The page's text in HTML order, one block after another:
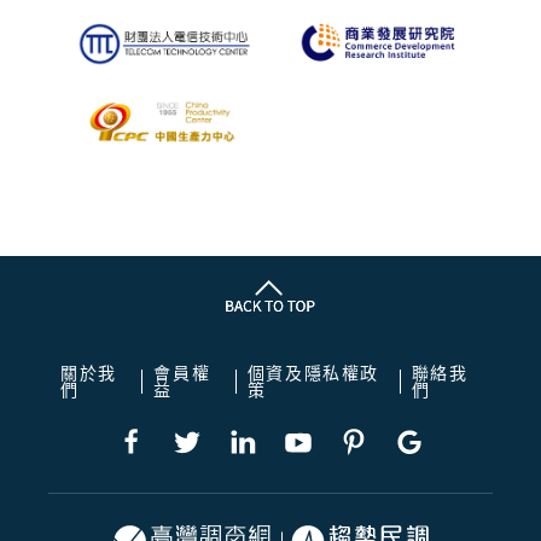
關於我
們
會員權
益
個資及隱私權政
策
聯絡我
們